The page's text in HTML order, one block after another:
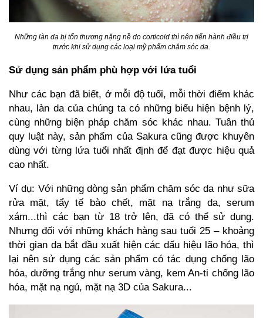
Những làn da bị tổn thương nặng nề do corticoid thì nên tiến hành điều trị
trước khi sử dụng các loại mỹ phẩm chăm sóc da.
Sử dụng sản phẩm phù hợp với lứa tuổi
Như các bạn đã biết, ở mỗi độ tuổi, mỗi thời điểm khác
nhau, làn da của chúng ta có những biểu hiện bệnh lý,
cùng những biện pháp chăm sóc khác nhau. Tuân thủ
quy luật này, sản phẩm của Sakura cũng được khuyên
dùng với từng lứa tuổi nhất định để đạt được hiệu quả
cao nhất.
Ví dụ: Với những dòng sản phẩm chăm sóc da như sữa
rửa mặt, tẩy tế bào chết, mặt nạ trắng da, serum
xám...thì các bạn từ 18 trở lên, đã có thể sử dụng.
Nhưng đối với những khách hàng sau tuổi 25 – khoảng
thời gian da bắt đầu xuất hiện các dấu hiệu lão hóa, thì
lại nên sử dụng các sản phẩm có tác dụng chống lão
hóa, dưỡng trắng như serum vàng, kem An-ti chống lão
hóa, mặt nạ ngủ, mặt nạ 3D của Sakura...